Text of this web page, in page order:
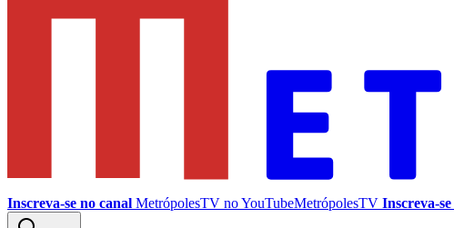
Inscreva-se no canal MetrópolesTV noYouTubeMetrópolesTV Inscreva-se